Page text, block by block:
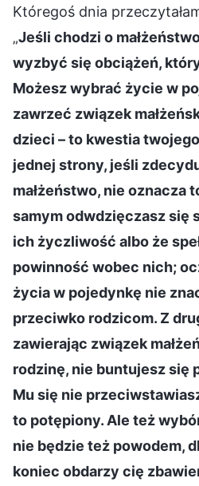
Któregoś dnia
„Jeśli chodzi o
wyzbyć się obciążeń,
Możesz wybrać życie w
zawrzeć związek
dzieci – to kwestia
jednej strony, jeśli
małżeństwo, nie oznacza
samym odwdzięczasz się
ich życzliwość albo że
powinność wobec nich;
życia w pojedynkę nie
przeciwko rodzicom. Z
zawierając związek
rodzinę, nie buntujesz się
Mu się nie
to potępiony. Ale też
nie będzie też powodem,
koniec obdarzy cię